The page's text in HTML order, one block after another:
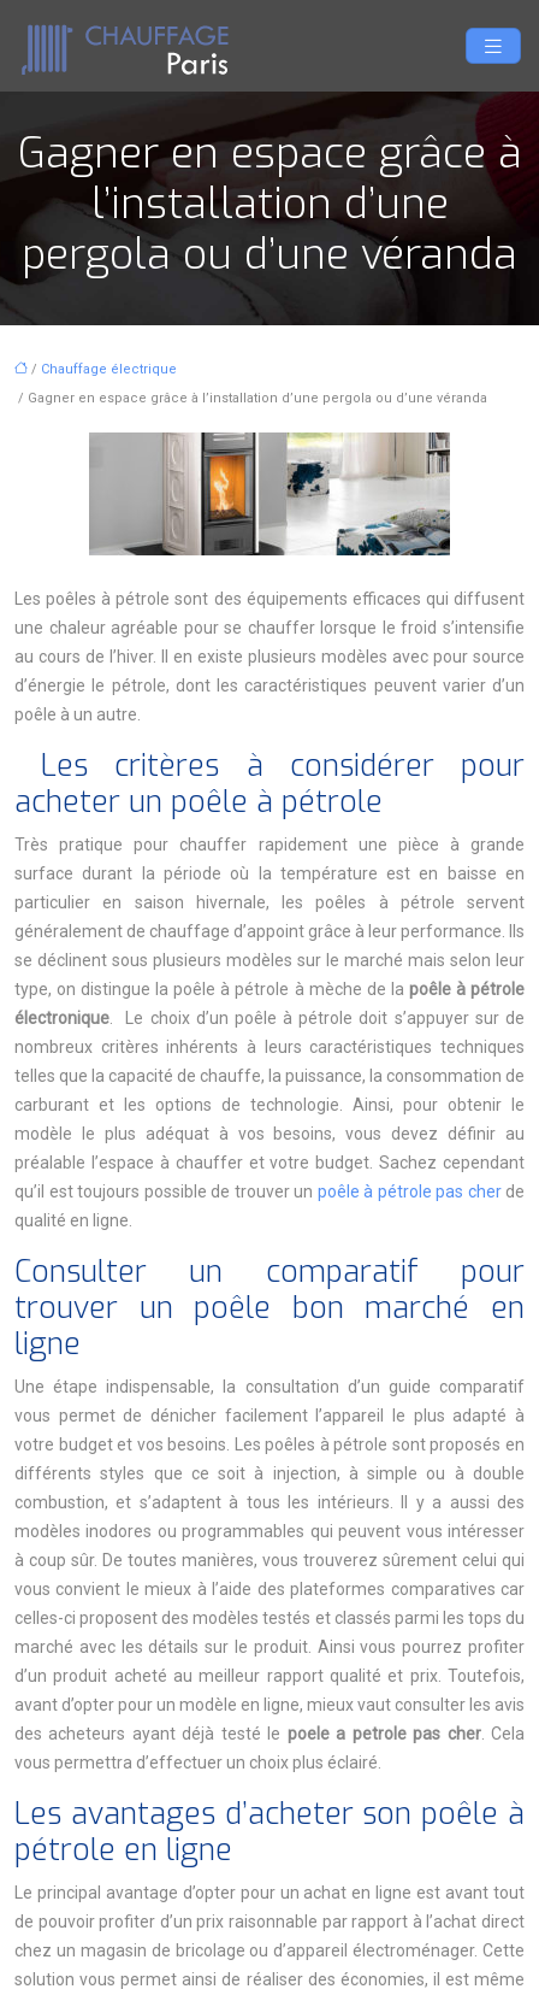
Gagner en espace grâce à
l’installation d’une
pergola ou d’une véranda
/ Chauffage électrique
/ Gagner en espace grâce à l’installation d’une pergola ou d’une véranda
Les poêles à pétrole sont des équipements efficaces qui diffusent
une chaleur agréable pour se chauffer lorsque le froid s’intensifie
au cours de l’hiver. Il en existe plusieurs modèles avec pour source
d’énergie le pétrole, dont les caractéristiques peuvent varier d’un
poêle à un autre.
Les critères à considérer pour
acheter un poêle à pétrole
Très pratique pour chauffer rapidement une pièce à grande
surface durant la période où la température est en baisse en
particulier en saison hivernale, les poêles à pétrole servent
généralement de chauffage d’appoint grâce à leur performance. Ils
se déclinent sous plusieurs modèles sur le marché mais selon leur
type, on distingue la poêle à pétrole à mèche de la poêle à pétrole
électronique . Le choix d’un poêle à pétrole doit s’appuyer sur de
nombreux critères inhérents à leurs caractéristiques techniques
telles que la capacité de chauffe, la puissance, la consommation de
carburant et les options de technologie. Ainsi, pour obtenir le
modèle le plus adéquat à vos besoins, vous devez définir au
préalable l’espace à chauffer et votre budget. Sachez cependant
qu’il est toujours possible de trouver un poêle à pétrole pas cherde
qualité en ligne.
Consulter un comparatif pour
trouver un poêle bon marché en
ligne
Une étape indispensable, la consultation d’un guide comparatif
vous permet de dénicher facilement l’appareil le plus adapté à
votre budget et vos besoins. Les poêles à pétrole sont proposés en
différents styles que ce soit à injection, à simple ou à double
combustion, et s’adaptent à tous les intérieurs. Il y a aussi des
modèles inodores ou programmables qui peuvent vous intéresser
à coup sûr. De toutes manières, vous trouverez sûrement celui qui
vous convient le mieux à l’aide des plateformes comparatives car
celles-ci proposent des modèles testés et classés parmi les tops du
marché avec les détails sur le produit. Ainsi vous pourrez profiter
d’un produit acheté au meilleur rapport qualité et prix. Toutefois,
avant d’opter pour un modèle en ligne, mieux vaut consulter les avis
des acheteurs ayant déjà testé le poele a petrole pas cher. Cela
vous permettra d’effectuer un choix plus éclairé.
Les avantages d’acheter son poêle à
pétrole en ligne
Le principal avantage d’opter pour un achat en ligne est avant tout
de pouvoir profiter d’un prix raisonnable par rapport à l’achat direct
chez un magasin de bricolage ou d’appareil électroménager. Cette
solution vous permet ainsi de réaliser des économies, il est même